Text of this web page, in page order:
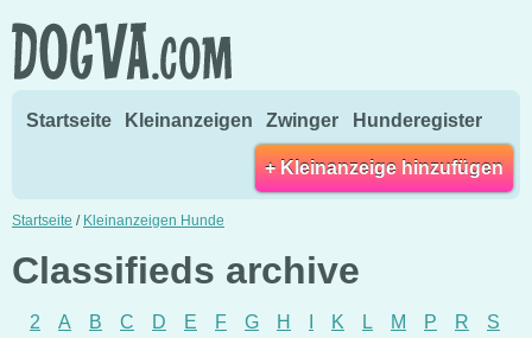
Startseite Kleinanzeigen Zwinger Hunderegister
+ Kleinanzeige hinzufügen
Startseite / Kleinanzeigen Hunde
Classifieds archive
2 A B C D E F G H K L M P R
S